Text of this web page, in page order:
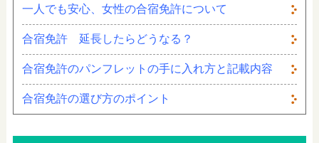
一人でも安心、女性の合宿免許について
合宿免許 延長したらどうなる？
合宿免許のパンフレットの手に入れ方と記載内容
合宿免許の選び方のポイント